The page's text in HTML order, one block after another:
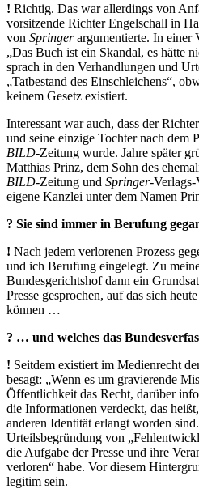
! Richtig. Das war allerdings von
vorsitzende Richter Engelschall in
von Springerargumentierte. In einer
„Das Buch ist ein Skandal, es hätte
sprach in den Verhandlungen und
„Tatbestand des Einschleichens“,
keinem Gesetz existiert.
Interessant war auch, dass der
und seine einzige Tochter nach dem
BILD-Zeitung wurde. Jahre später
Matthias Prinz, dem Sohn des
BILD-Zeitung und Springer-Verlags-
eigene Kanzlei unter dem Namen
? Sie sind immer in Berufung
! Nach jedem verlorenen Prozess
und ich Berufung eingelegt. Zu
Bundesgerichtshof dann ein
Presse gesprochen, auf das sich
können …
? … und welches das
! Seitdem existiert im Medienrecht
besagt: „Wenn es um gravierende
Öffentlichkeit das Recht, darüber
die Informationen verdeckt, das
anderen Identität erlangt worden
Urteilsbegründung von
die Aufgabe der Presse und ihre
verloren“ habe. Vor diesem
legitim sein.